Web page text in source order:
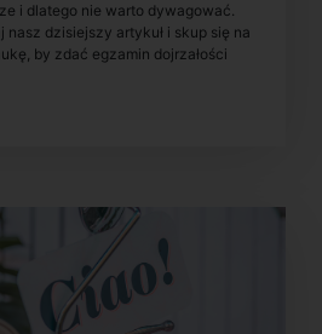
i dlatego nie warto dywagować.
dzisiejszy artykuł i skup się na
by zdać egzamin dojrzałości